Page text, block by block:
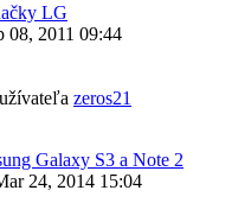
LG
08, 2011 09:44
zeros21
Galaxy S3 a Note 2
24, 2014 15:04